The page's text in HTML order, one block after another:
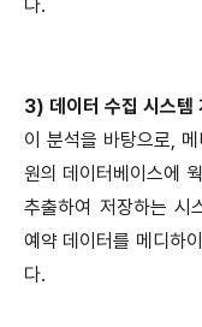
다.
3) 데이터 수집 시스템
이 분석을 바탕으로,
원의 데이터베이스에
추출하여 저장하는 시
예약 데이터를 메디하
다.